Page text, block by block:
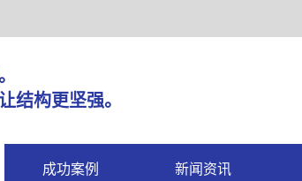
有数。
结构更坚强。
成功案例 新闻资讯